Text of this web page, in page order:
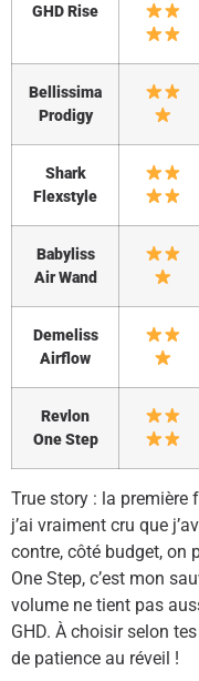
GHD Rise
Bellissima
Prodigy
Shark
Flexstyle
Babyliss
Air Wand
Demeliss
Airflow
Revlon
One Step
True story : la première
j’ai vraiment cru que
contre, côté budget, on
One Step, c’est mon
volume ne tient pas
GHD. À choisir selon
de patience au réveil !